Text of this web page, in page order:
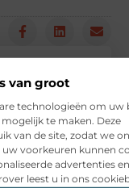
van groot
technologieën om uw
te maken. Deze
van de site, zodat we
voorkeuren kunnen
advertenties
leest u in ons
ons een bericht
Registreer hier